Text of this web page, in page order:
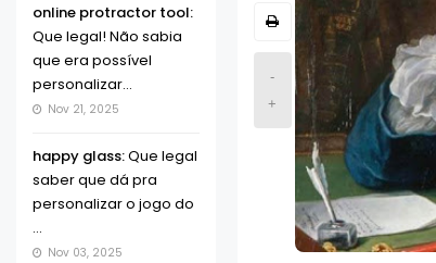
online protractor tool:
Que legal! Não sabia
que era possível
personalizar...
Nov 21, 2025
happy glass:Que legal
saber que dá pra
personalizar o jogo do
...
Nov 03, 2025
-
+